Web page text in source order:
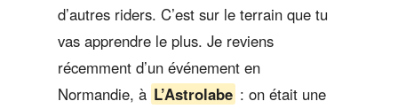
d’autres riders. C’est sur le terrain que tu
vas apprendre le plus. Je reviens
récemment d’un événement en
Normandie, à L’Astrolabe : on était une